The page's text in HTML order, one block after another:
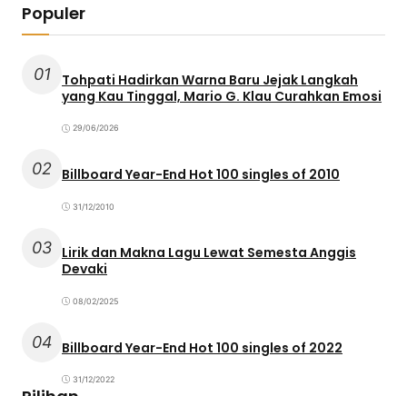
Populer
01
Tohpati Hadirkan Warna Baru Jejak Langkah
yang Kau Tinggal, Mario G. Klau Curahkan Emosi
29/06/2026
02 Billboard Year-End Hot 100 singles of 2010
31/12/2010
03 Lirik dan Makna Lagu Lewat Semesta Anggis
Devaki
08/02/2025
04 Billboard Year-End Hot 100 singles of 2022
31/12/2022